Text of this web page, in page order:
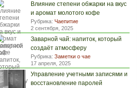
Влияние степени обжарки на вкус
и аромат молотого кофе
Рубрика: Чаепитие
2 сентября, 2025
Заварной чай: напиток, который
создаёт атмосферу
Рубрика: Заметки о чае
17 апреля, 2025
Управление учетными записями и
восстановление паролей